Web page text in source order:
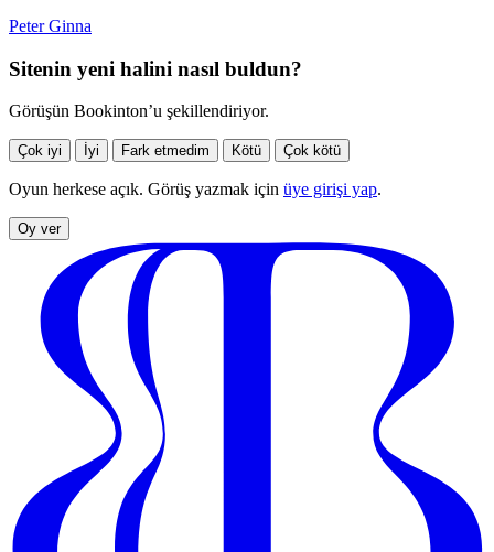
Peter Ginna
Sitenin yeni halini nasıl buldun?
Görüşün Bookinton’u şekillendiriyor.
Çok iyi İyi Fark etmedim Kötü Çok kötü
Oyun herkese açık. Görüş yazmak için üye girişi yap.
Oy ver